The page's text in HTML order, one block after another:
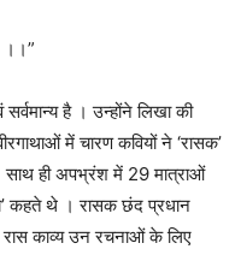
।।”
है । उन्होंने लिखा की
में चारण कवियों ने ‘रासक’
साथ ही अपभ्रंश में 29 मात्राओं
कहते थे । रासक छंद प्रधान
रास काव्य उन रचनाओं के लिए